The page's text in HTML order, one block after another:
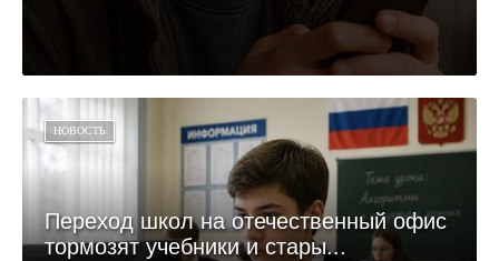
НОВОСТЬ
Переход школ на отечественный офис
тормозят учебники и стары...